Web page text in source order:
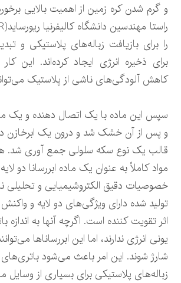
و گرم شدن کره زمین از اهمیت بالایی
را برای بازیافت زباله‌های پلاستیکی و
برای ذخیره انرژی ایجاد کرده‌اند. این
کاهش آلودگی‌های ناشی از پلاستیک
سپس این ماده با یک اتصال دهنده و یک
و پس از آن خشک شد و درون یک ابرخازن دو
قالب یک نوع سکه سلولی جمع آوری شد.
مواد کاملاً به عنوان یک ماده ابررسانا دو
خصوصیات دقیق الکتروشیمیایی و تحلیلی
تولید شده دارای ویژگی‌های دو لایه و
اثر تقویت کننده است. اگرچه آنها به اندازه
یونی انرژی ندارند، اما این ابررساناها
شارژ شوند. این امر باعث می‌شود باتری‌های
زباله‌های پلاستیکی برای بسیاری از وسایل